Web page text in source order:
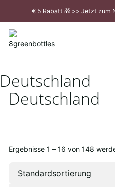
€ 5 Rabatt 🎁 >> Jetzt zum
Meldung
Deutschland
Deutschland
Ergebnisse 1 – 16 von 148